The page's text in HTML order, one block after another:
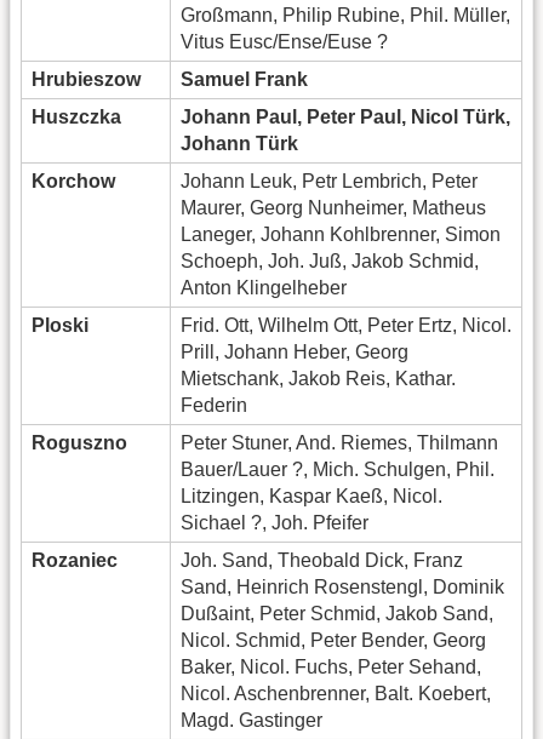
Großmann, Philip Rubine, Phil. Müller,
Vitus Eusc/Ense/Euse ?
Hrubieszow
Samuel Frank
Huszczka
Johann Paul, Peter Paul, Nicol Türk,
Johann Türk
Korchow
Johann Leuk, Petr Lembrich, Peter
Maurer, Georg Nunheimer, Matheus
Laneger, Johann Kohlbrenner, Simon
Schoeph, Joh. Juß, Jakob Schmid,
Anton Klingelheber
Ploski
Frid. Ott, Wilhelm Ott, Peter Ertz, Nicol.
Prill, Johann Heber, Georg
Mietschank, Jakob Reis, Kathar.
Federin
Roguszno
Peter Stuner, And. Riemes, Thilmann
Bauer/Lauer ?, Mich. Schulgen, Phil.
Litzingen, Kaspar Kaeß, Nicol.
Sichael ?, Joh. Pfeifer
Rozaniec
Joh. Sand, Theobald Dick, Franz
Sand, Heinrich Rosenstengl, Dominik
Dußaint, Peter Schmid, Jakob Sand,
Nicol. Schmid, Peter Bender, Georg
Baker, Nicol. Fuchs, Peter Sehand,
Nicol. Aschenbrenner, Balt. Koebert,
Magd. Gastinger